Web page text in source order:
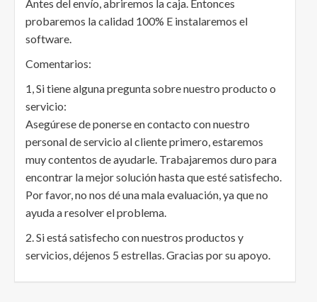
Antes del envío, abriremos la caja. Entonces
probaremos la calidad 100% E instalaremos el
software.
Comentarios:
1, Si tiene alguna pregunta sobre nuestro producto o
servicio:
Asegúrese de ponerse en contacto con nuestro
personal de servicio al cliente primero, estaremos
muy contentos de ayudarle. Trabajaremos duro para
encontrar la mejor solución hasta que esté satisfecho.
Por favor, no nos dé una mala evaluación, ya que no
ayuda a resolver el problema.
2. Si está satisfecho con nuestros productos y
servicios, déjenos 5 estrellas. Gracias por su apoyo.